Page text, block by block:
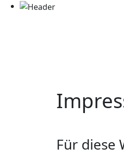
Für diese